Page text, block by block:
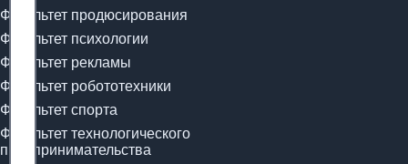
Факультет продюсирования
Факультет психологии
Факультет рекламы
Факультет робототехники
Факультет спорта
Факультет технологического
предпринимательства